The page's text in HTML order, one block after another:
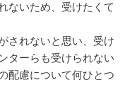
ないため、受けたくて
されないと思い、受け
ターらも受けられない
配慮について何ひとつ